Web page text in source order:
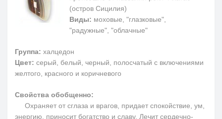
(остров Сицилия)
Виды: моховые, "глазковые",
"радужные", "облачные"
Группа: халцедон
Цвет: серый, белый, черный, полосчатый с включениями
желтого, красного и коричневого
Свойства обобщенно:
Охраняет от сглаза и врагов, придает спокойствие, ум,
энергию, приносит богатство и славу. Лечит сердечно-